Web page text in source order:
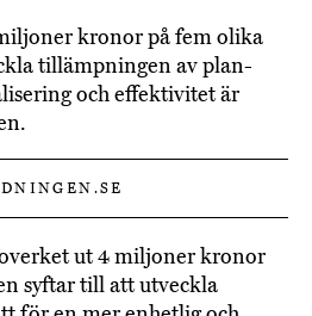
kronor på fem olika
tillämpningen av plan-
och effektivitet är
ut 4 miljoner kronor
syftar till att utveckla